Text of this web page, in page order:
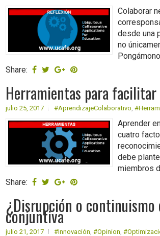
Colaborar
desde una
no
Share:
Herramientas para
julio 25, 2017 #AprendizajeColaborativo,
Aprender
cuatro
debe
miembros
Share:
¿Disrupción o continuismo
conjuntiva
julio 21, 2017 #Innovación, #Opinion,